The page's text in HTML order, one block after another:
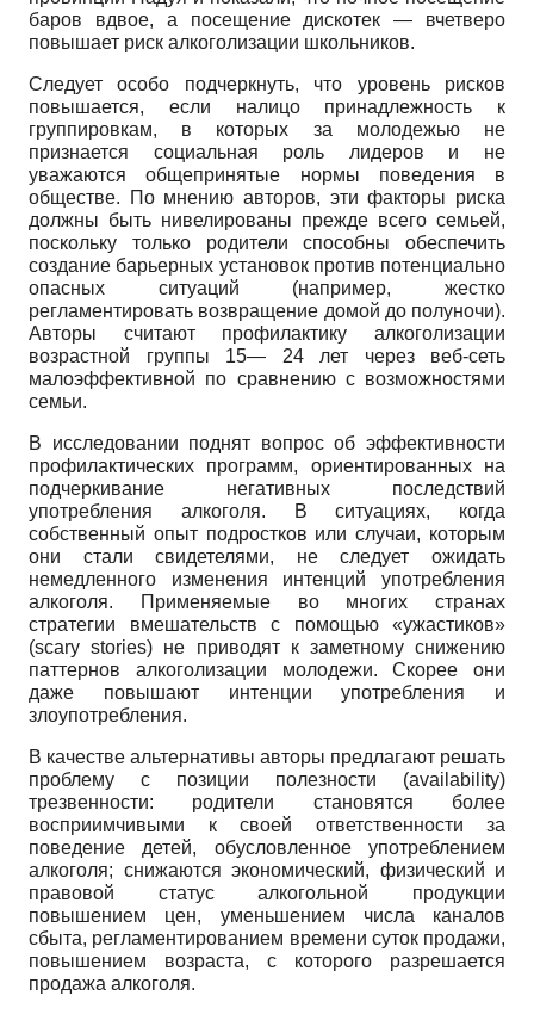
баров вдвое, а посещение дискотек — вчетверо
повышает риск алкоголизации школьников.
Следует особо подчеркнуть, что уровень рисков
повышается, если налицо принадлежность к
группировкам, в которых за молодежью не
признается социальная роль лидеров и не
уважаются общепринятые нормы поведения в
обществе. По мнению авторов, эти факторы риска
должны быть нивелированы прежде всего семьей,
поскольку только родители способны обеспечить
создание барьерных установок против потенциально
опасных ситуаций (например, жестко
регламентировать возвращение домой до полуночи).
Авторы считают профилактику алкоголизации
возрастной группы 15— 24 лет через веб-сеть
малоэффективной по сравнению с возможностями
семьи.
В исследовании поднят вопрос об эффективности
профилактических программ, ориентированных на
подчеркивание негативных последствий
употребления алкоголя. В ситуациях, когда
собственный опыт подростков или случаи, которым
они стали свидетелями, не следует ожидать
немедленного изменения интенций употребления
алкоголя. Применяемые во многих странах
стратегии вмешательств с помощью «ужастиков»
(scary stories) не приводят к заметному снижению
пат­тернов алкоголизации молодежи. Скорее они
даже повышают интенции употребления и
злоупотребления.
В качестве альтернативы авторы предлагают решать
проблему с позиции полезности (availability)
трезвенности: родители становятся более
восприимчивыми к своей ответственности за
поведение детей, обусловленное употреблением
алкоголя; снижаются экономический, физический и
правовой статус алкогольной продукции
повышением цен, уменьшением числа каналов
сбыта, регламентированием времени суток продажи,
повышением возраста, с которого разрешается
продажа алкоголя.